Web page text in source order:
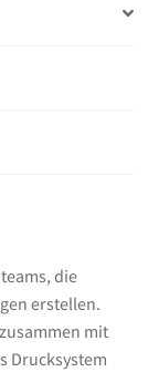
die
erstellen.
mit
Drucksystem